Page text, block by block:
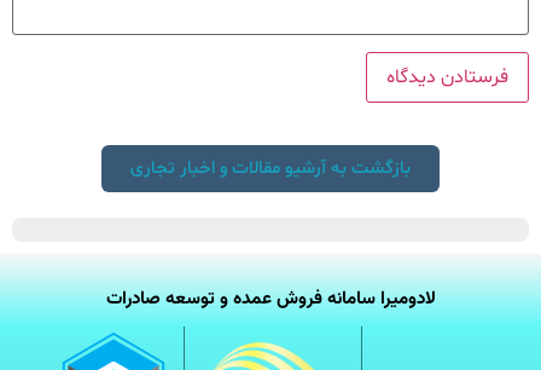
بازگشت به آرشیو مقالات و اخبار تجاری
لادومیرا سامانه فروش عمده و توسعه صادرات